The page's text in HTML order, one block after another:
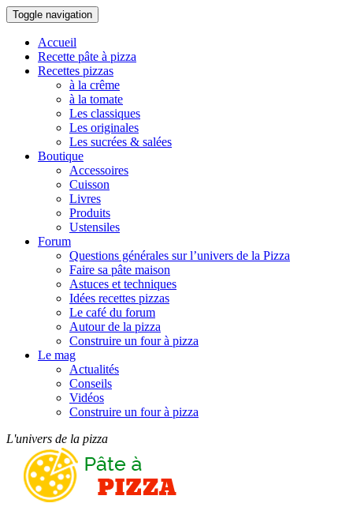
Toggle navigation
Accueil
Recette pâte à pizza
Recettes pizzas
à la crême
à la tomate
Les classiques
Les originales
Les sucrées & salées
Boutique
Accessoires
Cuisson
Livres
Produits
Ustensiles
Forum
Questions générales sur l’univers de la Pizza
Faire sa pâte maison
Astuces et techniques
Idées recettes pizzas
Le café du forum
Autour de la pizza
Construire un four à pizza
Le mag
Actualités
Conseils
Vidéos
Construire un four à pizza
L'univers de la pizza